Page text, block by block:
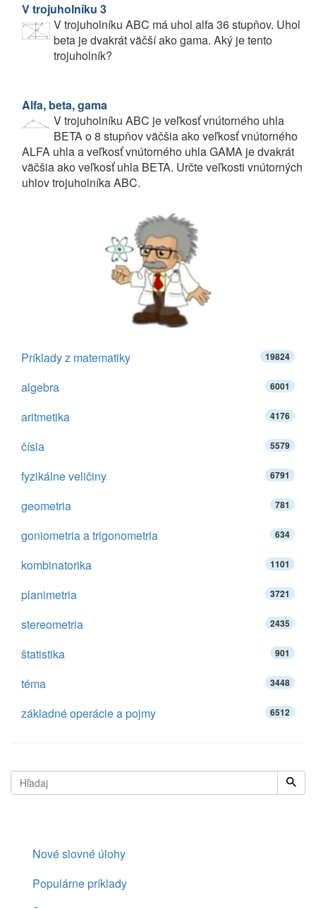
V trojuholníku 3
V trojuholníku ABC má uhol alfa 36 stupňov. Uhol
beta je dvakrát väčší ako gama. Aký je tento
trojuholník?
Alfa, beta, gama
V trojuholníku ABC je veľkosť vnútorného uhla
BETA o 8 stupňov väčšia ako veľkosť vnútorného
ALFA uhla a veľkosť vnútorného uhla GAMA je dvakrát
väčšia ako veľkosť uhla BETA. Určte veľkosti vnútorných
uhlov trojuholníka ABC.
Príklady z matematiky 19824
algebra 6001
aritmetika 4176
čísla 5579
fyzikálne veličiny 6791
geometria 781
goniometria a trigonometria 634
kombinatorika 1101
planimetria 3721
stereometria 2435
štatistika 901
téma 3448
základné operácie a pojmy 6512
Nové slovné úlohy
Populárne príklady